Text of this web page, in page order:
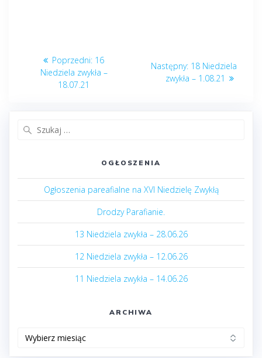
Nawigacja
wpisu
Poprzedni: Poprzedni
post:
16
Niedziela zwykła –
18.07.21
Następny: Następny
post:
18 Niedziela
zwykła – 1.08.21
OGŁOSZENIA
Ogłoszenia pareafialne na XVI Niedzielę Zwykłą
Drodzy Parafianie.
13 Niedziela zwykła – 28.06.26
12 Niedziela zwykła – 12.06.26
11 Niedziela zwykła – 14.06.26
ARCHIWA